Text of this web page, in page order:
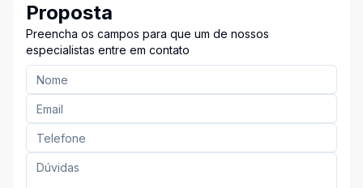
Proposta
Preencha os campos para que um de nossos
especialistas entre em contato